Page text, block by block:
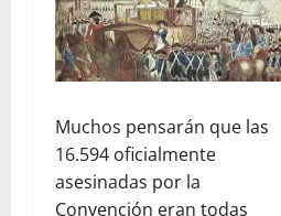
Muchos pensarán que las
16.594 oficialmente
asesinadas por la
Convención eran todas